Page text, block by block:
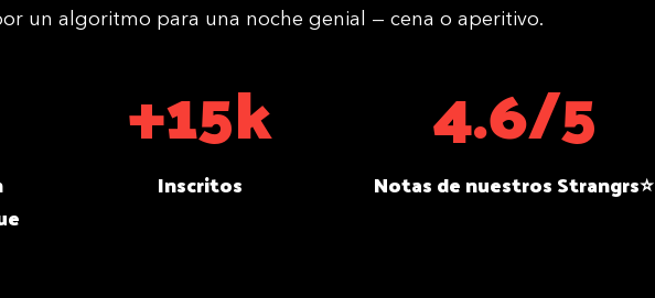
un algoritmo para una noche genial — cena o aperitivo.
+15k
Inscritos
4.6/5
Notas de nuestros Strangrs⭐